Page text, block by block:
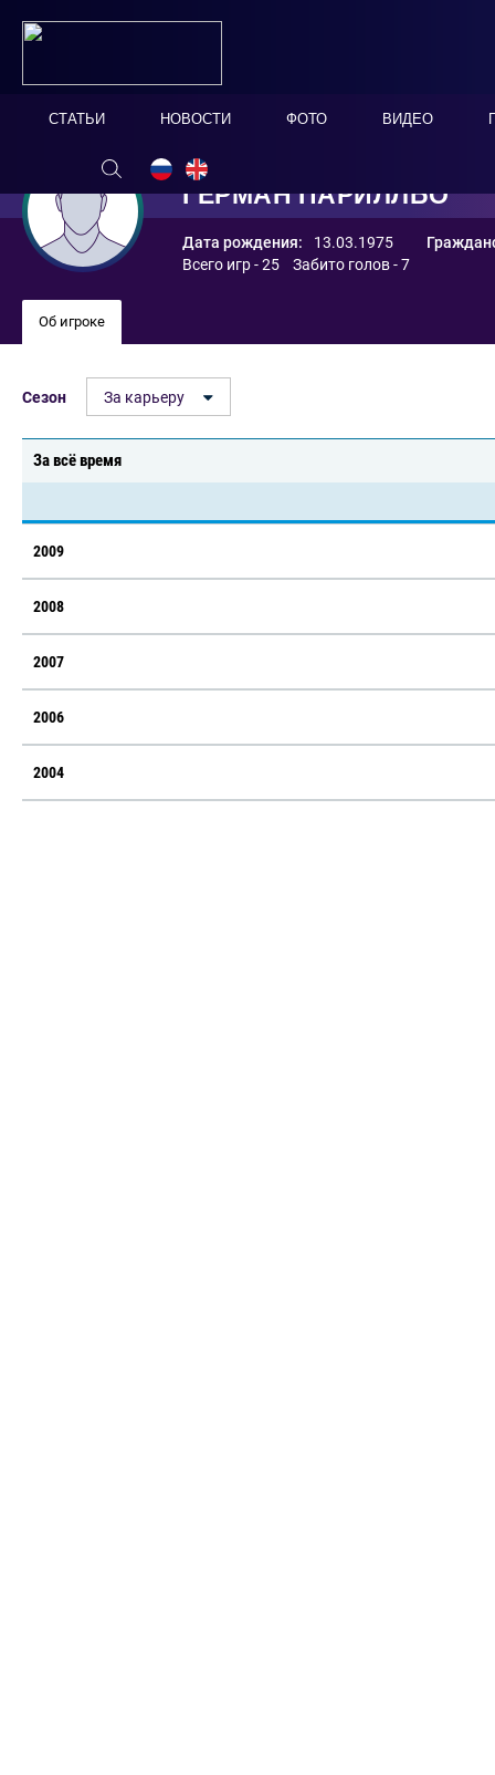
СТАТЬИ НОВОСТИ ФОТО ВИДЕО
ГЕРМАН ПАРИЛЛЬО
Дата рождения: 13.03.1975
Всего игр - 25 Забито голов - 7
Об игроке
Сезон За карьеру
За всё время
2009
2008
2007
2006
2004